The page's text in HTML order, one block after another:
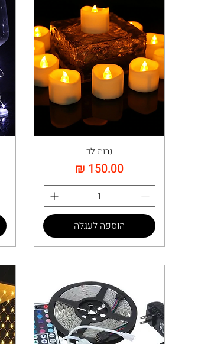
נרות לד
מחיר‏150.00 ‏₪
הוספה לעגלה